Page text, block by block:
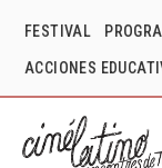
FESTIVAL
ACCIONES